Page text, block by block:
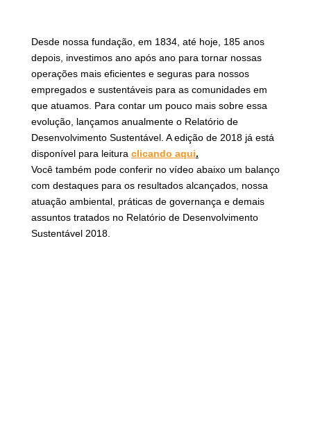
Desde nossa fundação, em 1834, até hoje, 185 anos
depois, investimos ano após ano para tornar nossas
operações mais eficientes e seguras para nossos
empregados e sustentáveis para as comunidades em
que atuamos. Para contar um pouco mais sobre essa
evolução, lançamos anualmente o Relatório de
Desenvolvimento Sustentável. A edição de 2018 já está
disponível para leitura clicando aqui.
Você também pode conferir no vídeo abaixo um balanço
com destaques para os resultados alcançados, nossa
atuação ambiental, práticas de governança e demais
assuntos tratados no Relatório de Desenvolvimento
Sustentável 2018.